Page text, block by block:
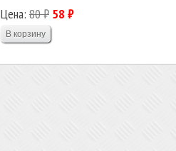
Цена: 80 ₽ 58 ₽